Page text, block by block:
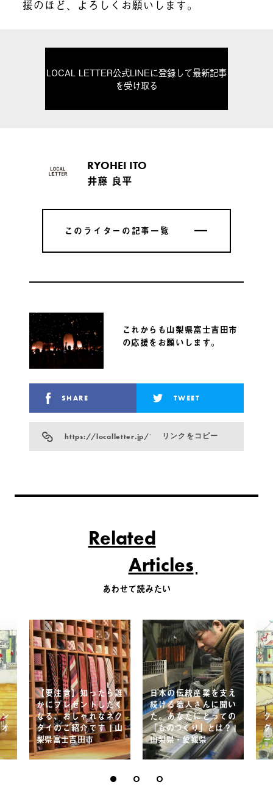
援のほど、よろしくお願いします。
LOCAL LETTER公式LINEに登録して最新記事
を受け取る
RYOHEI ITO
井藤 良平
このライターの記事一覧
このライターの記事一覧
これからも山梨県富士吉田市
の応援をお願いします。
SHARE TWEET
https://localletter.jp/?p=4133リンクをコピー
Related
Articles
あわせて読みたい
【要注意】知ったら誰
かにプレゼントしたく
なる、おしゃれなネク
タイのご紹介です | 山
梨県富士吉田市
日本の伝統産業を支え
続ける職人さんに聞い
た。あなたにとっての
「ものづくり」とは？ |
山梨県・愛媛県